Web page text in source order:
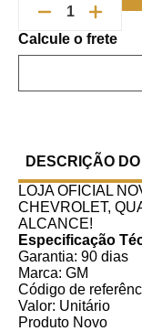
DESCRIÇÃO
LOJA OFICIAL
CHEVROLET,
ALCANCE!
Especificação
Garantia: 90 dias
Marca: GM
Código de
Valor: Unitário
Produto Novo